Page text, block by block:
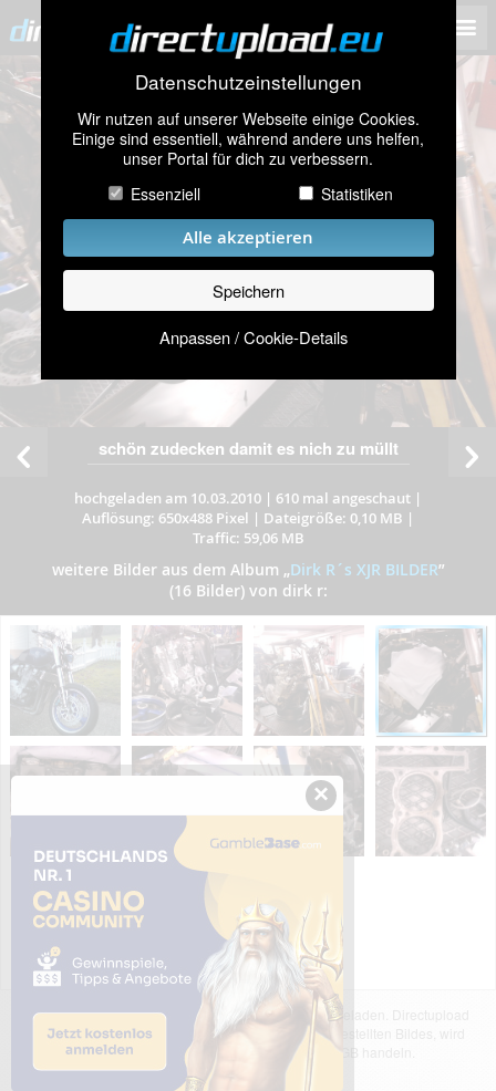
Datenschutzeinstellungen
Wir nutzen auf unserer Webseite einige Cookies.
Einige sind essentiell, während andere uns helfen,
unser Portal für dich zu verbessern.
Essenziell
Statistiken
Alle akzeptieren
Speichern
Anpassen / Cookie-Details
schön zudecken damit es nich zu müllt
hochgeladen am 10.03.2010 | 610 mal angeschaut |
Auflösung: 650x488 Pixel | Dateigröße: 0,10 MB |
Traffic: 59,06 MB
weitere Bilder aus dem Album „Dirk R´s XJR BILDER”
(16 Bilder) von dirk r:
Das dargestellte Bild wurde von einem Nutzer hochgeladen. Directupload
übernimmt keinerlei Haftung für den Inhalt des dargestellten Bildes, wird
jedoch bei Verstößen nach §2(3) unserer AGB handeln.
×